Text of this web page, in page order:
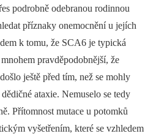
podrobně odebranou rodinnou
příznaky onemocnění u jejích
k tomu, že SCA6 je typická
pravděpodobnější, že
ještě před tím, než se mohly
ataxie. Nemuselo se tedy
Přítomnost mutace u potomků
vyšetřením, které se vzhledem